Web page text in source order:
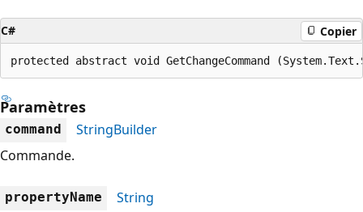
C# Copier
protected abstract void GetChangeCommand
Paramètres
command
StringBuilder
Commande.
propertyName
String